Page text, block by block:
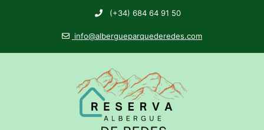
(+34) 684 64 91 50
info@albergueparquederedes.com